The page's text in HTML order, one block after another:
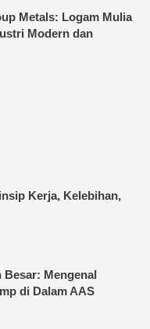
Metals: Logam Mulia
Modern dan
Kerja, Kelebihan,
Besar: Mengenal
di Dalam AAS